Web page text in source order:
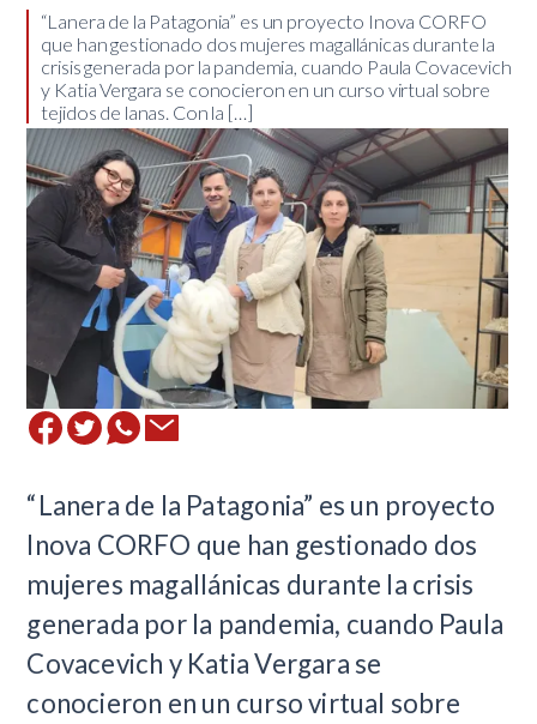
“Lanera de la Patagonia” es un proyecto Inova CORFO
que han gestionado dos mujeres magallánicas durante la
crisis generada por la pandemia, cuando Paula Covacevich
y Katia Vergara se conocieron en un curso virtual sobre
tejidos de lanas. Con la […]
“Lanera de la Patagonia” es un proyecto
Inova CORFO que han gestionado dos
mujeres magallánicas durante la crisis
generada por la pandemia, cuando Paula
Covacevich y Katia Vergara se
conocieron en un curso virtual sobre